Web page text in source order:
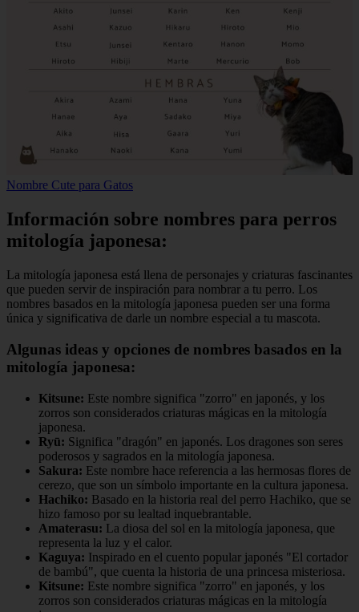
Nombre Cute para Gatos
Información sobre nombres para perros
mitología japonesa:
La mitología japonesa está llena de personajes y criaturas fascinantes
que pueden servir de inspiración para nombrar a tu perro. Los
nombres basados en la mitología japonesa pueden ser una forma
única y significativa de darle un nombre especial a tu mascota.
Algunas ideas y opciones de nombres basados en la
mitología japonesa:
Kitsune: Este nombre significa "zorro" en japonés, y los
zorros son considerados criaturas mágicas en la mitología
japonesa.
Ryū: Significa "dragón" en japonés. Los dragones son seres
poderosos y sagrados en la mitología japonesa.
Sakura: Este nombre hace referencia a las hermosas flores de
cerezo, que son un símbolo importante en la cultura japonesa.
Hachiko: Basado en la historia real del perro Hachiko, que se
hizo famoso por su lealtad inquebrantable.
Amaterasu: La diosa del sol en la mitología japonesa, que
representa la luz y el calor.
Kaguya: Inspirado en el cuento popular japonés "El cortador
de bambú", que cuenta la historia de una princesa misteriosa.
Kitsune: Este nombre significa "zorro" en japonés, y los
zorros son considerados criaturas mágicas en la mitología